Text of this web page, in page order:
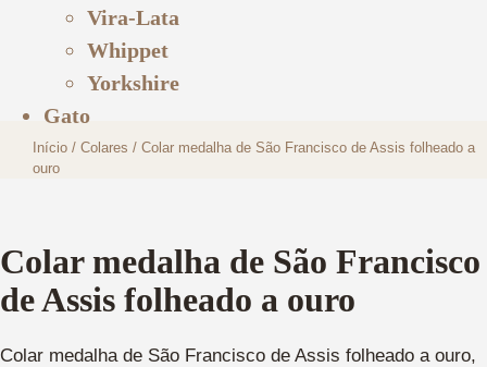
Vira-Lata
Whippet
Yorkshire
Gato
Início / Colares / Colar medalha de São Francisco de Assis folheado a
ouro
Colar medalha de São Francisco
de Assis folheado a ouro
Colar medalha de São Francisco de Assis folheado a ouro,